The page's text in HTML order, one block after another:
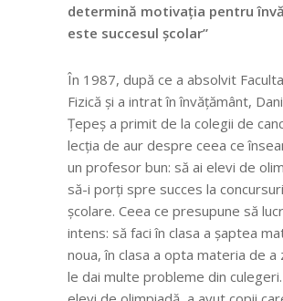
determină motivația pentru
este succesul școlar”
În 1987, după ce a absolvit
Fizică și a intrat în învățământ,
Țepeș a primit de la colegii de
lecția de aur despre ceea ce
un profesor bun: să ai elevi de
să-i porți spre succes la
școlare. Ceea ce presupune să
intens: să faci în clasa a șaptea
noua, în clasa a opta materia de a
le dai multe probleme din